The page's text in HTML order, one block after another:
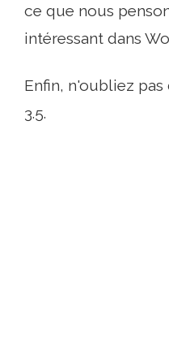
ce que nous
intéressant dans
Enfin, n'oubliez pas
3.5.